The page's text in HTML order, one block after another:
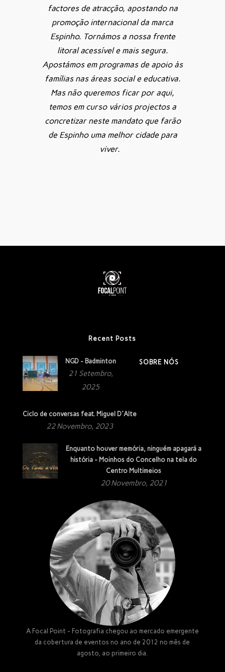
factores de atracção, apostando na
promoção internacional da marca
Espinho. Tornámos a nossa frente
litoral acessível e mais segura.
Apostámos em programas de apoio às
famílias nas áreas social e educativa.
Mas não queremos ficar por aqui,
temos em curso vários projectos a
concretizar neste mandato que farão
de Espinho uma melhor cidade para
viver.
Recent Posts
NGD - Badminton
21 Setembro,
2025
Ciclo de conversas feat. Miguel D´Alte
22 Novembro, 2023
Enquanto houver memória, ninguém apagará a
história - Moinhos do Concelho na tela do
Centro Multimeios
20 Novembro, 2021
SOBRE NÓS
A Focal Point - Fotografia chegou ao mercado emergente
da cobertura de eventos no ano de 2012 no mês de
agosto, ao primeiro dia.